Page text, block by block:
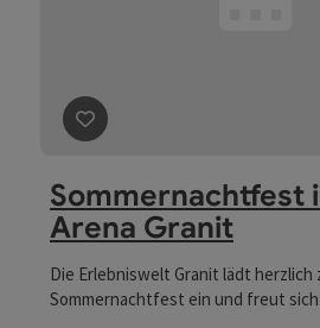
Beitrag merken
Sommernachtfest
Arena Granit
Die Erlebniswelt Granit lädt herzlich
Sommernachtfest ein und freut